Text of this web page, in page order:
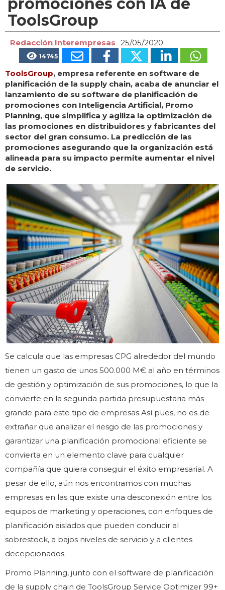
promociones con IA de
ToolsGroup
Redacción Interempresas 25/05/2020
14745
ToolsGroup, empresa referente en software de
planificación de la supply chain, acaba de anunciar el
lanzamiento de su software de planificación de
promociones con Inteligencia Artificial, Promo
Planning, que simplifica y agiliza la optimización de
las promociones en distribuidores y fabricantes del
sector del gran consumo. La predicción de las
promociones asegurando que la organización está
alineada para su impacto permite aumentar el nivel
de servicio.
Se calcula que las empresas CPG alrededor del mundo
tienen un gasto de unos 500.000 M€ al año en términos
de gestión y optimización de sus promociones, lo que la
convierte en la segunda partida presupuestaria más
grande para este tipo de empresas.Así pues, no es de
extrañar que analizar el riesgo de las promociones y
garantizar una planificación promocional eficiente se
convierta en un elemento clave para cualquier
compañía que quiera conseguir el éxito empresarial. A
pesar de ello, aún nos encontramos con muchas
empresas en las que existe una desconexión entre los
equipos de marketing y operaciones, con enfoques de
planificación aislados que pueden conducir al
sobrestock, a bajos niveles de servicio y a clientes
decepcionados.
Promo Planning, junto con el software de planificación
de la supply chain de ToolsGroup Service Optimizer 99+